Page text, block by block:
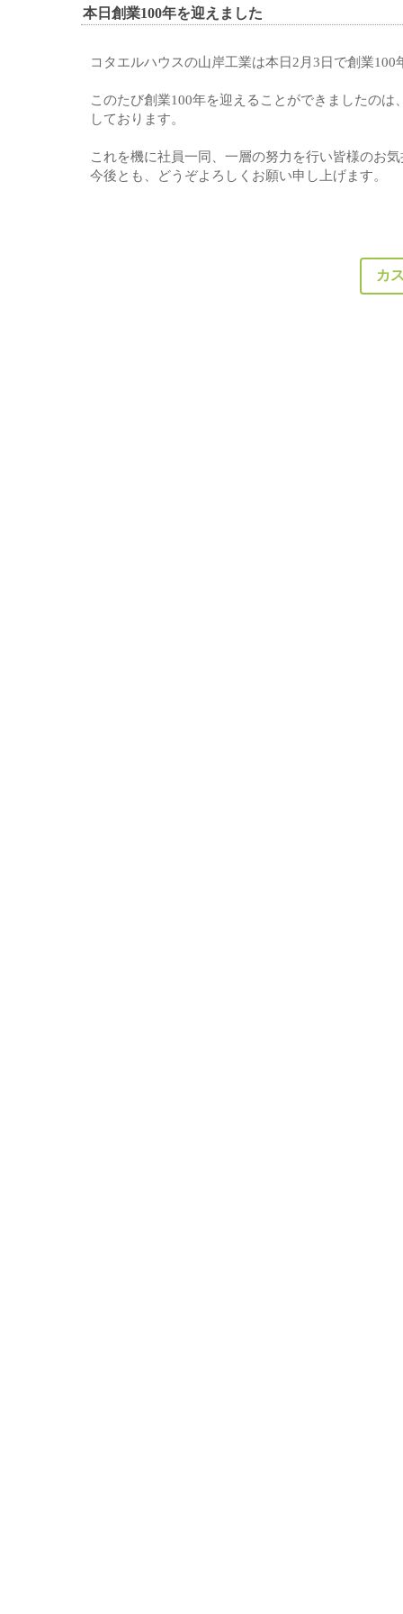
本日創業100年を迎えました
コタエルハウスの山岸工業は本日2月3日で創業100
このたび創業100年を迎えることができましたの
しております。
これを機に社員一同、一層の努力を行い皆様のお
今後とも、どうぞよろしくお願い申し上げます。
カ